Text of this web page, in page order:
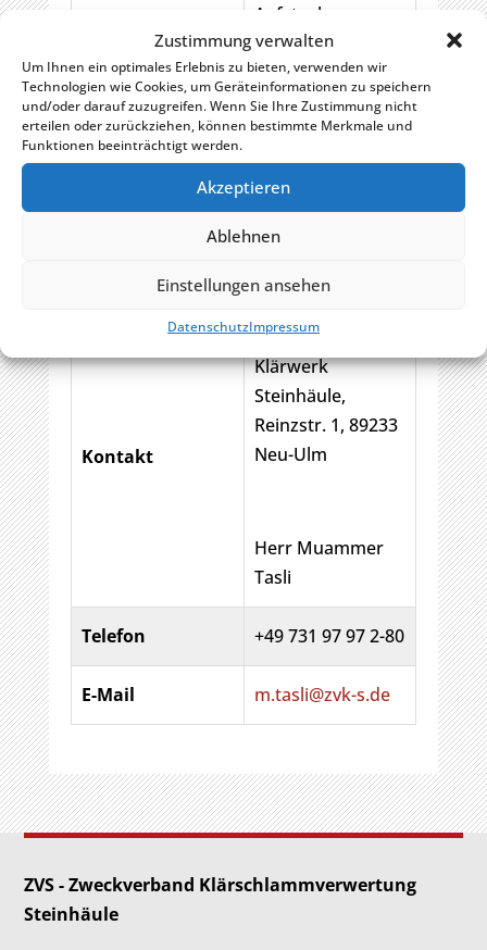
Zustimmung verwalten
Um Ihnen ein optimales Erlebnis zu bieten, verwenden wir
Technologien wie Cookies, um Geräteinformationen zu speichern
und/oder darauf zuzugreifen. Wenn Sie Ihre Zustimmung nicht
erteilen oder zurückziehen, können bestimmte Merkmale und
Funktionen beeinträchtigt werden.
Akzeptieren
Ablehnen
Einstellungen ansehen
DatenschutzImpressum
Art des Auftrags:
Aufstockung
Technikgebäude-
Verstärkung
Ofengebäude
Zweckverband
Klärwerk
Steinhäule,
Reinzstr. 1, 89233
Neu-Ulm
Kontakt
Zweckverband
Klärwerk
Steinhäule,
Reinzstr. 1, 89233
Neu-Ulm
Herr Muammer
Tasli
Telefon +49 731 97 97 2-80
E-Mail m.tasli@zvk-s.de
ZVS - Zweckverband Klärschlammverwertung
Steinhäule